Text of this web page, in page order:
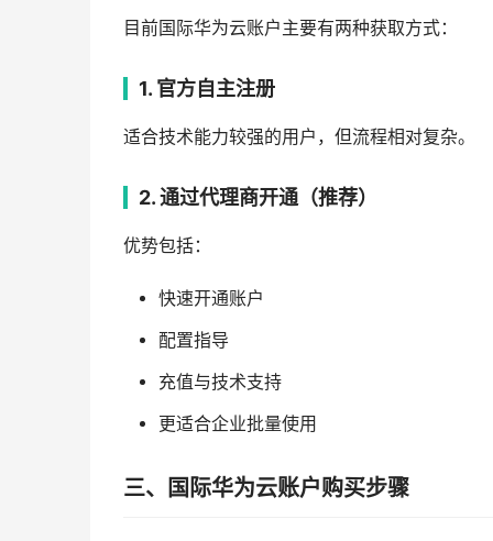
目前国际华为云账户主要有两种获取方式：
1. 官方自主注册
适合技术能力较强的用户，但流程相对复杂。
2. 通过代理商开通（推荐）
优势包括：
快速开通账户
配置指导
充值与技术支持
更适合企业批量使用
三、国际华为云账户购买步骤